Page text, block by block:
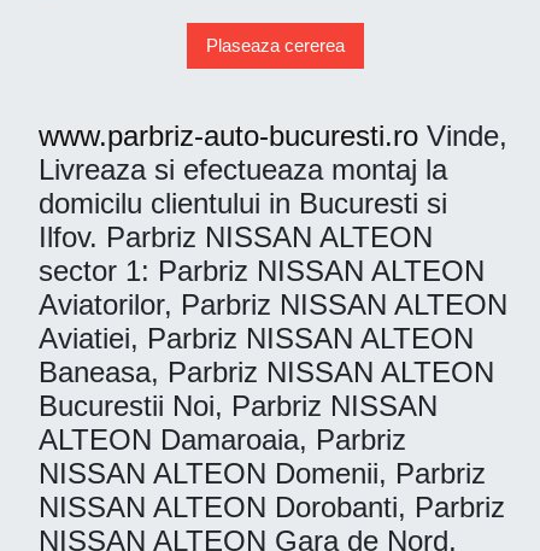
Plaseaza cererea
www.parbriz-auto-bucuresti.ro Vinde,
Livreaza si efectueaza montaj la
domicilu clientului in Bucuresti si
Ilfov. Parbriz NISSAN ALTEON
sector 1: Parbriz NISSAN ALTEON
Aviatorilor, Parbriz NISSAN ALTEON
Aviatiei, Parbriz NISSAN ALTEON
Baneasa, Parbriz NISSAN ALTEON
Bucurestii Noi, Parbriz NISSAN
ALTEON Damaroaia, Parbriz
NISSAN ALTEON Domenii, Parbriz
NISSAN ALTEON Dorobanti, Parbriz
NISSAN ALTEON Gara de Nord,